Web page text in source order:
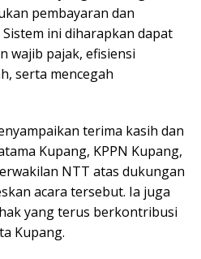
pembayaran dan
ini diharapkan dapat
wajib pajak, efisiensi
serta mencegah
terima kasih dan
Kupang, KPPN Kupang,
NTT atas dukungan
acara tersebut. Ia juga
yang terus berkontribusi
Kupang.